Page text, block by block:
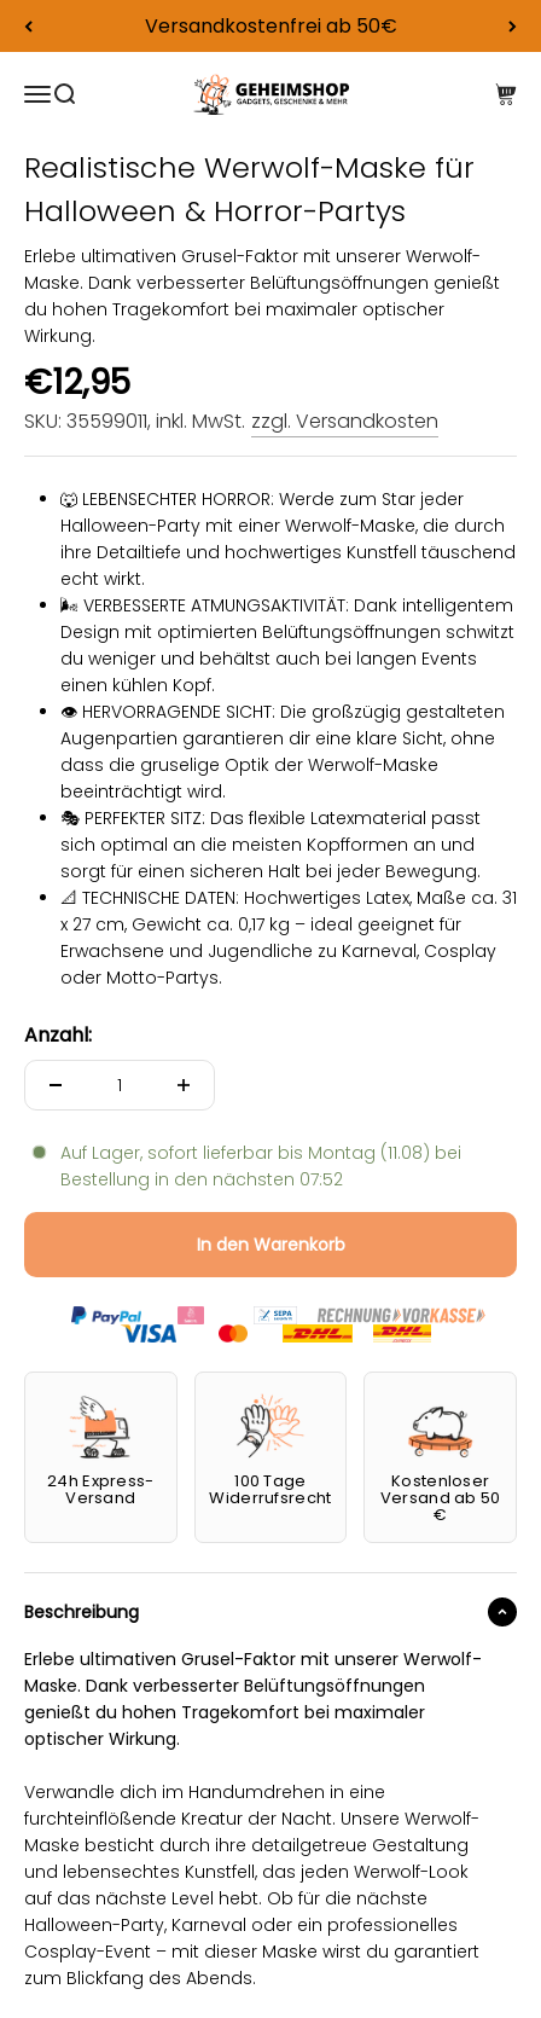
Versandkostenfrei ab 50€
Navigationsmenü öffnen
Suche öffnen Geheimshop.de: Gadgets, Geschenke
Realistische Werwolf-Maske für
Halloween & Horror-Partys
Erlebe ultimativen Grusel-Faktor mit unserer Werwolf-
Maske. Dank verbesserter Belüftungsöffnungen genießt
du hohen Tragekomfort bei maximaler optischer
Wirkung.
Angebot
€12,95
SKU: 35599011, inkl. MwSt. zzgl. Versandkosten
🐺 LEBENSECHTER HORROR: Werde zum Star jeder
Halloween-Party mit einer Werwolf-Maske, die durch
ihre Detailtiefe und hochwertiges Kunstfell täuschend
echt wirkt.
🌬️ VERBESSERTE ATMUNGSAKTIVITÄT: Dank intelligentem
Design mit optimierten Belüftungsöffnungen schwitzt
du weniger und behältst auch bei langen Events
einen kühlen Kopf.
👁️ HERVORRAGENDE SICHT: Die großzügig gestalteten
Augenpartien garantieren dir eine klare Sicht, ohne
dass die gruselige Optik der Werwolf-Maske
beeinträchtigt wird.
🎭 PERFEKTER SITZ: Das flexible Latexmaterial passt
sich optimal an die meisten Kopfformen an und
sorgt für einen sicheren Halt bei jeder Bewegung.
📐 TECHNISCHE DATEN: Hochwertiges Latex, Maße ca. 31
x 27 cm, Gewicht ca. 0,17 kg – ideal geeignet für
Erwachsene und Jugendliche zu Karneval, Cosplay
oder Motto-Partys.
Anzahl:
Auf Lager, sofort lieferbar bis Montag (11.08) bei
Bestellung in den nächsten 07:52
In den Warenkorb
24h Express-
Versand
100 Tage
Widerrufsrecht
Kostenloser
Versand ab 50
€
Beschreibung
Erlebe ultimativen Grusel-Faktor mit unserer Werwolf-
Maske. Dank verbesserter Belüftungsöffnungen
genießt du hohen Tragekomfort bei maximaler
optischer Wirkung.
Verwandle dich im Handumdrehen in eine
furchteinflößende Kreatur der Nacht. Unsere Werwolf-
Maske besticht durch ihre detailgetreue Gestaltung
und lebensechtes Kunstfell, das jeden Werwolf-Look
auf das nächste Level hebt. Ob für die nächste
Halloween-Party, Karneval oder ein professionelles
Cosplay-Event – mit dieser Maske wirst du garantiert
zum Blickfang des Abends.